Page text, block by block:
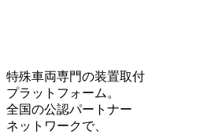
特殊車両専門の装置取付
プラットフォーム。
全国の公認パートナー
ネットワークで、